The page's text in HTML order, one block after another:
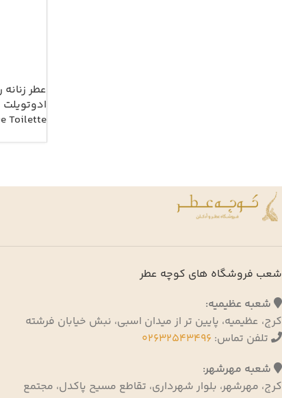
عطر
Toilette
شعب فروشگاه های کوچه عطر
شعبه عظیمیه:
کرج، عظیمیه، پایین تر از میدان اسبی، نبش خیابان فرشته
تلفن تماس: 02632543496
شعبه مهرشهر:
کرج، مهرشهر، بلوار شهرداری، تقاطع مسیح پاکدل، مجتمع